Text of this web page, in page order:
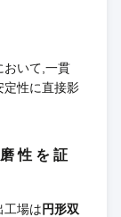
おいて,一貫
定性に直接影
性 を 証
工場は 円形双